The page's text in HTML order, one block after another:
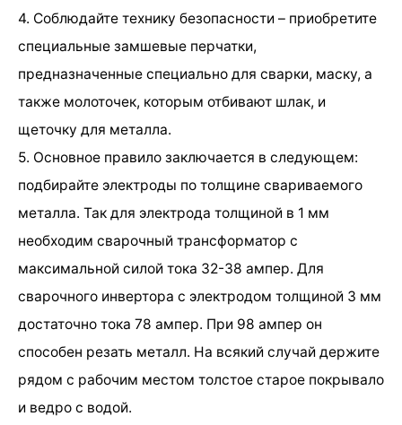
4. Соблюдайте технику безопасности – приобретите
специальные замшевые перчатки,
предназначенные специально для сварки, маску, а
также молоточек, которым отбивают шлак, и
щеточку для металла.
5. Основное правило заключается в следующем:
подбирайте электроды по толщине свариваемого
металла. Так для электрода толщиной в 1 мм
необходим сварочный трансформатор с
максимальной силой тока 32-38 ампер. Для
сварочного инвертора с электродом толщиной 3 мм
достаточно тока 78 ампер. При 98 ампер он
способен резать металл. На всякий случай держите
рядом с рабочим местом толстое старое покрывало
и ведро с водой.